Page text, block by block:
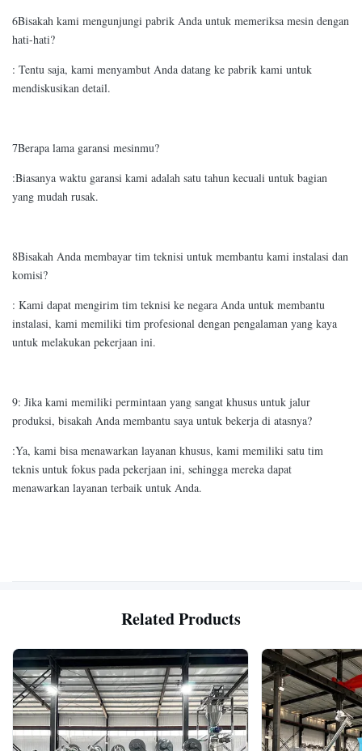
6Bisakah kami mengunjungi pabrik Anda untuk memeriksa mesin dengan
hati-hati?
: Tentu saja, kami menyambut Anda datang ke pabrik kami untuk
mendiskusikan detail.
7Berapa lama garansi mesinmu?
:Biasanya waktu garansi kami adalah satu tahun kecuali untuk bagian
yang mudah rusak.
8Bisakah Anda membayar tim teknisi untuk membantu kami instalasi dan
komisi?
: Kami dapat mengirim tim teknisi ke negara Anda untuk membantu
instalasi, kami memiliki tim profesional dengan pengalaman yang kaya
untuk melakukan pekerjaan ini.
9: Jika kami memiliki permintaan yang sangat khusus untuk jalur
produksi, bisakah Anda membantu saya untuk bekerja di atasnya?
:Ya, kami bisa menawarkan layanan khusus, kami memiliki satu tim
teknis untuk fokus pada pekerjaan ini, sehingga mereka dapat
menawarkan layanan terbaik untuk Anda.
Related Products